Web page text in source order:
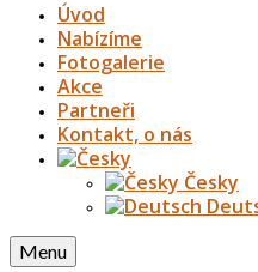
Úvod
Nabízíme
Fotogalerie
Akce
Partneři
Kontakt, o nás
Česky
Menu